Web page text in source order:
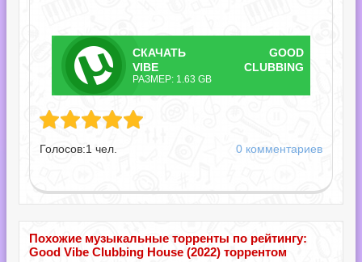
СКАЧАТЬ
ТОРРЕНТ
GOOD
VIBE CLUBBING
HOUSE.TORRENT
РАЗМЕР: 1.63 GB
House.torrent
Голосов:1 чел. 0 комментариев
Похожие музыкальные торренты по рейтингу:
Good Vibe Clubbing House (2022) торрентом